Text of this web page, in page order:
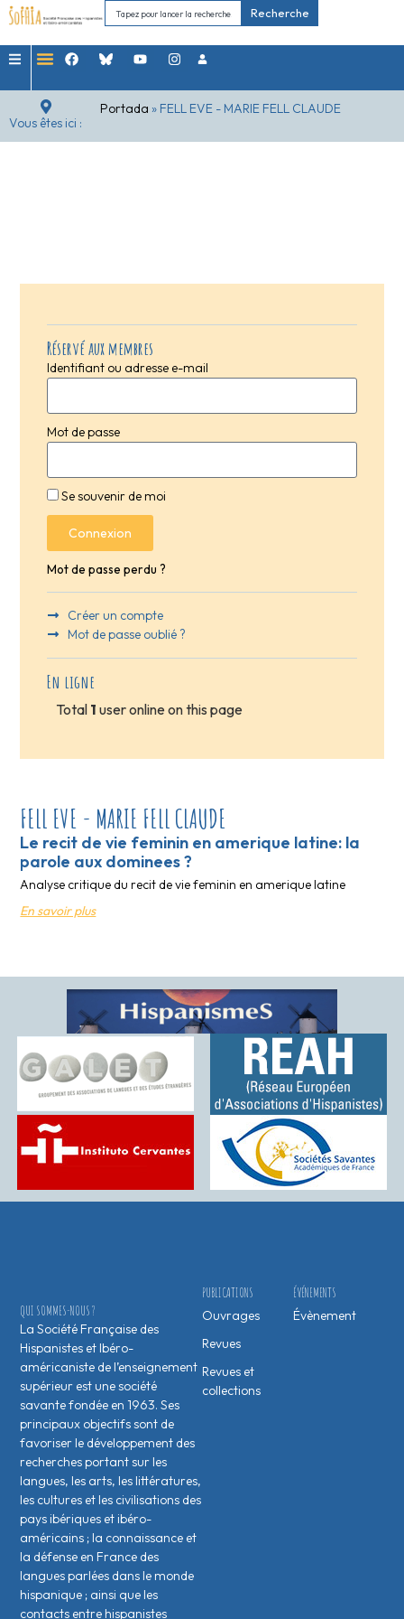
Recherche
Vous êtes ici :
Portada » FELL EVE - MARIE FELL CLAUDE
Réservé aux membres
Identifiant ou adresse e-mail
Mot de passe
Se souvenir de moi
Connexion
Mot de passe perdu ?
Créer un compte
Mot de passe oublié ?
En ligne
Total 1 user online on this page
FELL EVE - MARIE FELL CLAUDE
Le recit de vie feminin en amerique latine: la
parole aux dominees ?
Analyse critique du recit de vie feminin en amerique latine
En savoir plus
ÉVÉNEMENTS
Évènement
PUBLICATIONS
Ouvrages
Revues
Revues et
collections
QUI SOMMES-NOUS ?
La Société Française des
Hispanistes et Ibéro-
américaniste de l’enseignement
supérieur est une société
savante fondée en 1963. Ses
principaux objectifs sont de
favoriser le développement des
recherches portant sur les
langues, les arts, les littératures,
les cultures et les civilisations des
pays ibériques et ibéro-
américains ; la connaissance et
la défense en France des
langues parlées dans le monde
hispanique ; ainsi que les
contacts entre hispanistes